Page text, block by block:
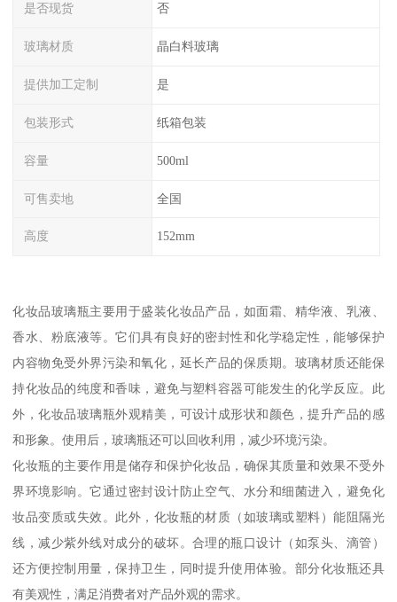
是否现货 否
玻璃材质 晶白料玻璃
提供加工定制 是
包装形式 纸箱包装
容量 500ml
可售卖地 全国
高度 152mm
化妆品玻璃瓶主要用于盛装化妆品产品，如面霜、精华液、乳液、
香水、粉底液等。它们具有良好的密封性和化学稳定性，能够保护
内容物免受外界污染和氧化，延长产品的保质期。玻璃材质还能保
持化妆品的纯度和香味，避免与塑料容器可能发生的化学反应。此
外，化妆品玻璃瓶外观精美，可设计成形状和颜色，提升产品的感
和形象。使用后，玻璃瓶还可以回收利用，减少环境污染。
化妆瓶的主要作用是储存和保护化妆品，确保其质量和效果不受外
界环境影响。它通过密封设计防止空气、水分和细菌进入，避免化
妆品变质或失效。此外，化妆瓶的材质（如玻璃或塑料）能阻隔光
线，减少紫外线对成分的破坏。合理的瓶口设计（如泵头、滴管）
还方便控制用量，保持卫生，同时提升使用体验。部分化妆瓶还具
有美观性，满足消费者对产品外观的需求。